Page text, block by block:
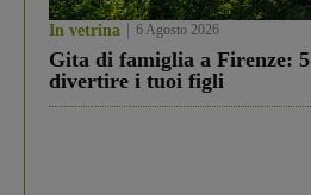
In vetrina 6 Agosto 2026
Gita di famiglia a Firenze:
divertire i tuoi figli